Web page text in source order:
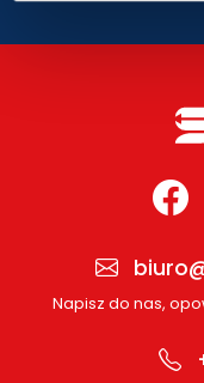
Napisz do nas,